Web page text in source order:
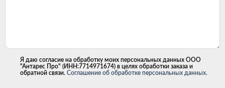
Я даю согласие на обработку моих персональных данных ООО
"Антарес Про" (ИНН:7714971674) в целях обработки заказа и
обратной связи. Соглашение об обработке персональных данных.